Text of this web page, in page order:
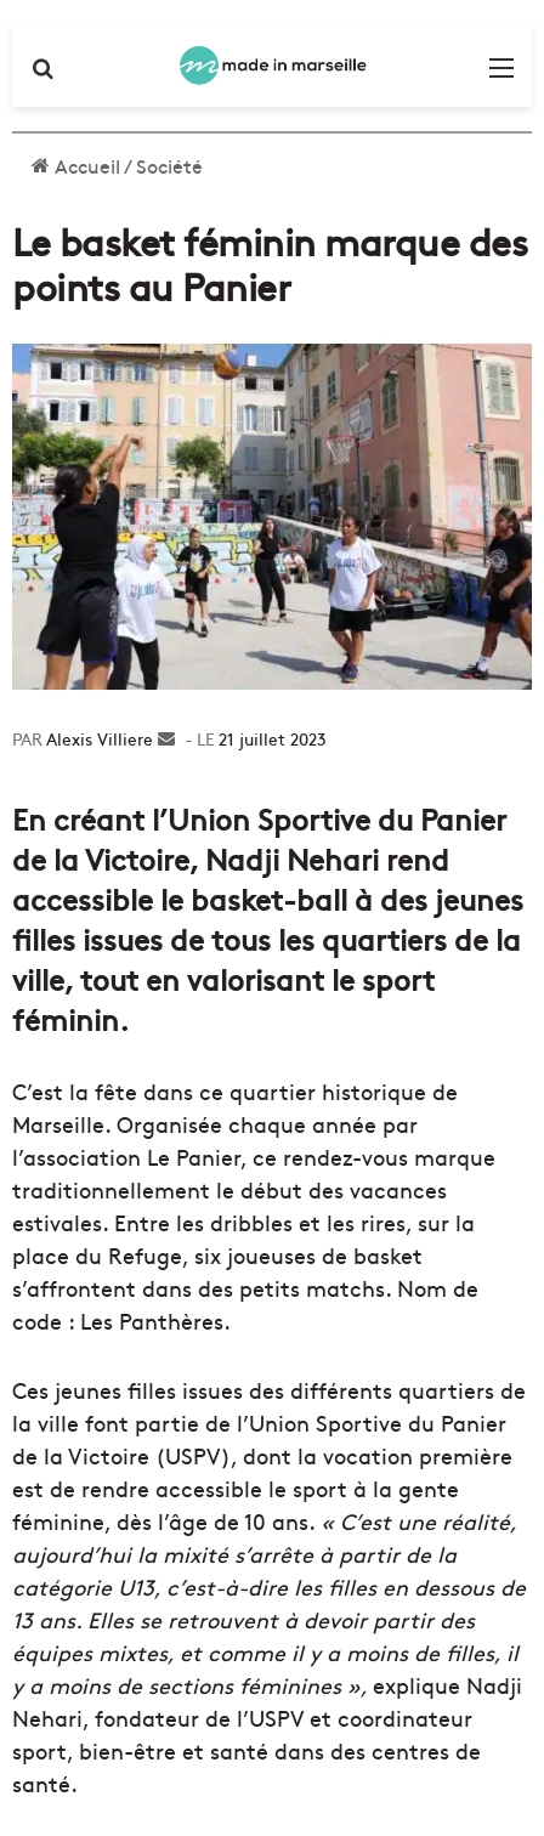
Accueil/Société
Le basket féminin marque des
points au Panier
Alexis Villiere
Envoyer21 juillet 2023
En créant l’Union Sportive du Panier
de la Victoire, Nadji Nehari rend
accessible le basket-ball à des jeunes
filles issues de tous les quartiers de la
ville, tout en valorisant le sport
féminin.
C’est la fête dans ce quartier historique de
Marseille. Organisée chaque année par
l’association Le Panier, ce rendez-vous marque
traditionnellement le début des vacances
estivales. Entre les dribbles et les rires, sur la
place du Refuge, six joueuses de basket
s’affrontent dans des petits matchs. Nom de
code : Les Panthères.
Ces jeunes filles issues des différents quartiers de
la ville font partie de l’Union Sportive du Panier
de la Victoire (USPV), dont la vocation première
est de rendre accessible le sport à la gente
féminine, dès l’âge de 10 ans. « C’est une réalité,
aujourd’hui la mixité s’arrête à partir de la
catégorie U13, c’est-à-dire les filles en dessous de
13 ans. Elles se retrouvent à devoir partir des
équipes mixtes, et comme il y a moins de filles, il
y a moins de sections féminines », explique Nadji
Nehari, fondateur de l’USPV et coordinateur
sport, bien-être et santé dans des centres de
santé.